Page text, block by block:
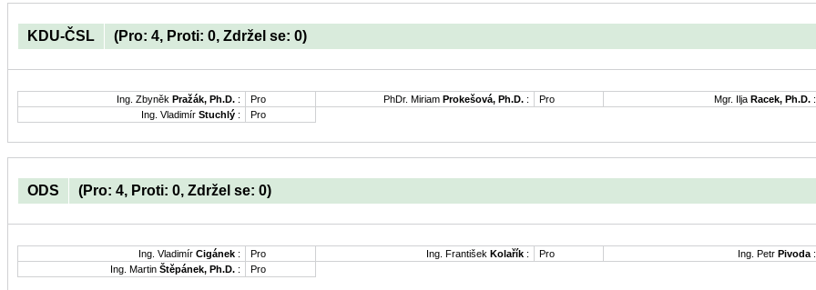
KDU-ČSL (Pro: 4, Proti: 0, Zdržel se: 0)
Ing. Zbyněk Pražák, Ph.D. : Pro PhDr. Miriam Prokešová, Ph.D. : Pro Mgr. Ilja Racek, Ph.D. :
Ing. Vladimír Stuchlý : Pro
ODS (Pro: 4, Proti: 0, Zdržel se: 0)
Ing. Vladimír Cigánek : Pro Ing. František Kolařík : Pro Ing. Petr Pivoda :
Ing. Martin Štěpánek, Ph.D. : Pro